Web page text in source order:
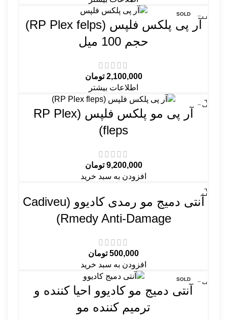
SOLD OUT
آر پی پلکس فلپس (RP Plex felps)
حجم 100 میل
2,100,000 تومان
اطلاعات بیشتر
آر پی مو پلکس فلپس (RP Plex
fleps)
9,200,000 تومان
افزودن به سبد خرید
آنتی دمیج مو رمدی کادیوو (Cadiveu
Rmedy Anti-Damage)
500,000 تومان
افزودن به سبد خرید
SOLD OUT
آنتی دمیج مو کادیوو احیا کننده و
ترمیم کننده مو